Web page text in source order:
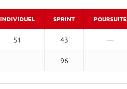
INDIVIDUEL SPRINT POURSUITE
51 43 —
— 96 —